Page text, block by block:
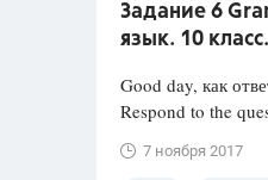
Задание 6
язык. 10
Good day, как
Respond to the
7 ноября 2017